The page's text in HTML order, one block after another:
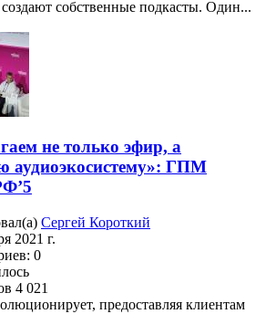
собственные подкасты. Один...
не только эфир, а
аудиоэкосистему»: ГПМ
Сергей Короткий
2021 г.
0
4 021
предоставляя клиентам